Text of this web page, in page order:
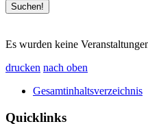
Es wurden keine
drucken nach oben
Gesamtinhaltsverzeichnis
Quicklinks